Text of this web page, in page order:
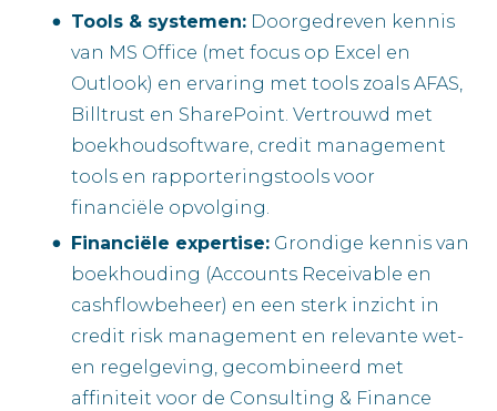
Tools & systemen: Doorgedreven kennis
van MS Office (met focus op Excel en
Outlook) en ervaring met tools zoals AFAS,
Billtrust en SharePoint. Vertrouwd met
boekhoudsoftware, credit management
tools en rapporteringstools voor
financiële opvolging.
Financiële expertise: Grondige kennis van
boekhouding (Accounts Receivable en
cashflowbeheer) en een sterk inzicht in
credit risk management en relevante wet-
en regelgeving, gecombineerd met
affiniteit voor de Consulting & Finance